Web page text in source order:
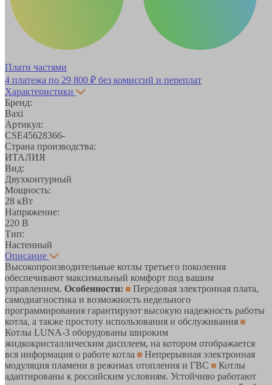
Плати частями
4 платежа по 29 800 ₽ без комиссий и переплат
Характеристики
Бренд:
Baxi
Артикул:
CSE45628366-
Страна производства:
ИТАЛИЯ
Вид:
Двухконтурный
Мощность:
28 кВт
Напряжение:
220 В
Тип:
Настенный
Описание
Высокопроизводительные котлы третьего поколения
обеспечивают максимальный комфорт под вашим
управлением. Особенности:
Передовая электронная плата,
самодиагностика и возможность недельного
программирования гарантируют высокую надежность работы
котла, а также простоту использования и обслуживания
Котлы LUNA-3 оборудованы широким
жидкокристаллическим дисплеем, на котором отображается
вся информация о работе котла
Непрерывная электронная
модуляция пламени в режимах отопления и ГВС
Котлы
адаптированы к российским условиям. Устойчиво работают